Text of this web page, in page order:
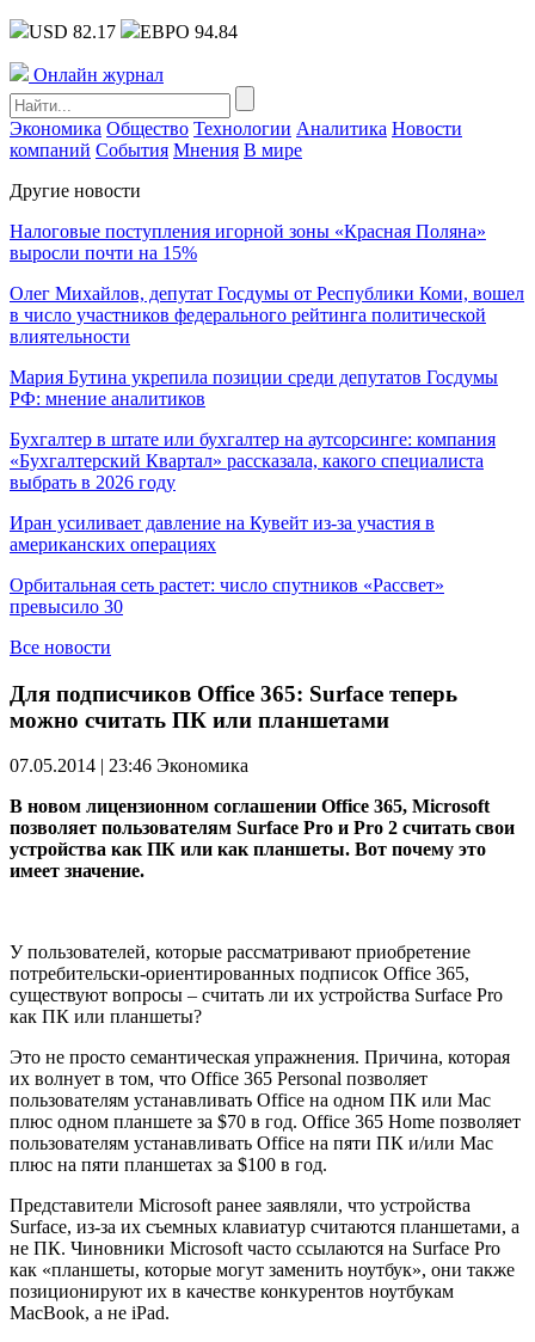
USD 82.17 ЕВРО 94.84
Онлайн журнал
Экономика Общество Технологии Аналитика Новости
компаний События Мнения В мире
Другие новости
Налоговые поступления игорной зоны «Красная Поляна»
выросли почти на 15%
Олег Михайлов, депутат Госдумы от Республики Коми, вошел
в число участников федерального рейтинга политической
влиятельности
Мария Бутина укрепила позиции среди депутатов Госдумы
РФ: мнение аналитиков
Бухгалтер в штате или бухгалтер на аутсорсинге: компания
«Бухгалтерский Квартал» рассказала, какого специалиста
выбрать в 2026 году
Иран усиливает давление на Кувейт из-за участия в
американских операциях
Орбитальная сеть растет: число спутников «Рассвет»
превысило 30
Все новости
Для подписчиков Office 365: Surface теперь
можно считать ПК или планшетами
07.05.2014 | 23:46 Экономика
В новом лицензионном соглашении Office 365, Microsoft
позволяет пользователям Surface Pro и Pro 2 считать свои
устройства как ПК или как планшеты. Вот почему это
имеет значение.
У пользователей, которые рассматривают приобретение
потребительски-ориентированных подписок Office 365,
существуют вопросы – считать ли их устройства Surface Pro
как ПК или планшеты?
Это не просто семантическая упражнения. Причина, которая
их волнует в том, что Office 365 Personal позволяет
пользователям устанавливать Office на одном ПК или Mac
плюс одном планшете за $70 в год. Office 365 Home позволяет
пользователям устанавливать Office на пяти ПК и/или Mac
плюс на пяти планшетах за $100 в год.
Представители Microsoft ранее заявляли, что устройства
Surface, из-за их съемных клавиатур считаются планшетами, а
не ПК. Чиновники Microsoft часто ссылаются на Surface Pro
как «планшеты, которые могут заменить ноутбук», они также
позиционируют их в качестве конкурентов ноутбукам
MacBook, а не iPad.